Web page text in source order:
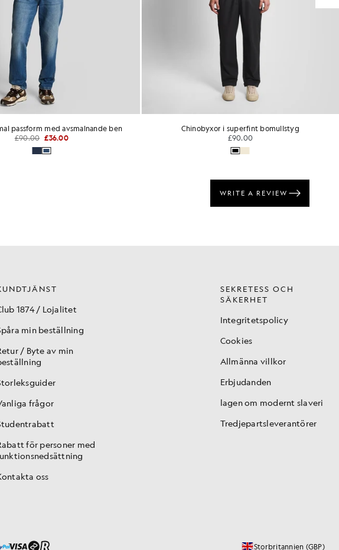
passform med avsmalnande ben
£90.00 £36.00
Chinobyxor i superfint bomullstyg
£90.00
1874 / Lojalitet
min beställning
/ Byte av min
frågor
för personer med
oss
SEKRETESS OCH
SÄKERHET
Integritetspolicy
Cookies
Allmänna villkor
Erbjudanden
lagen om modernt slaveri
Tredjepartsleverantörer
Storbritannien (GBP)